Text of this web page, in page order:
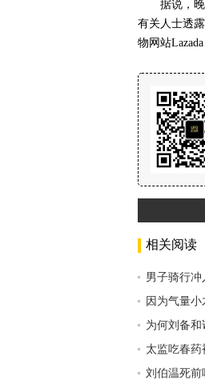
据说，
有关人士透
物网站
相关阅读
男子骑行冲
因为气量
为何刘备
太监吃春
刘伯温死前